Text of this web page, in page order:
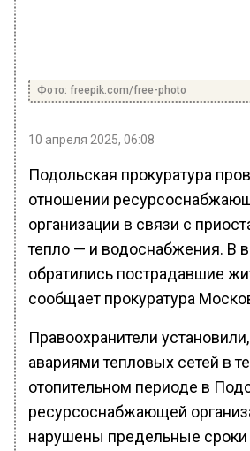
Фото: freepik.com/free-photo
10 апреля 2025, 06:08
Подольская прокуратура
отношении
организации в связи с
тепло — и водоснабжения. В
обратились пострадавшие
сообщает прокуратура
Правоохранители
авариями тепловых сетей в
отопительном периоде в
ресурсоснабжающей
нарушены предельные сроки